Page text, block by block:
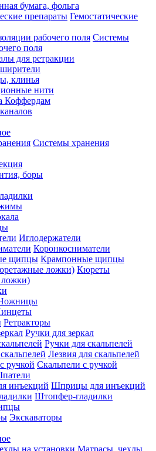
бумага, фольга
Гемостатические
Системы
поля
для ретракции
клинья
нити
Коффердам
Системы хранения
боры
Иглодержатели
Коронкосниматели
Крампонные щипцы
Кюреты
Ретракторы
Ручки для зеркал
Ручки для скальпелей
Лезвия для скальпелей
Скальпели с ручкой
Шприцы для инъекций
Штопфер-гладилки
Экскаваторы
Матрасы, чехлы